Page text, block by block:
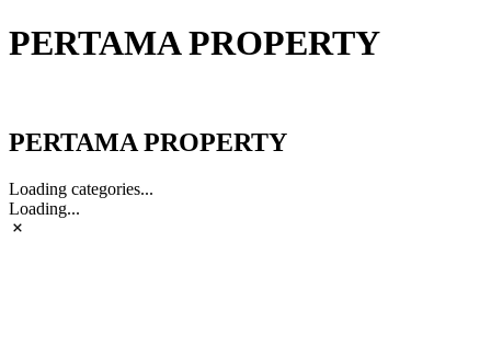
PERTAMA PROPERTY
PERTAMA PROPERTY
Loading categories...
Loading...